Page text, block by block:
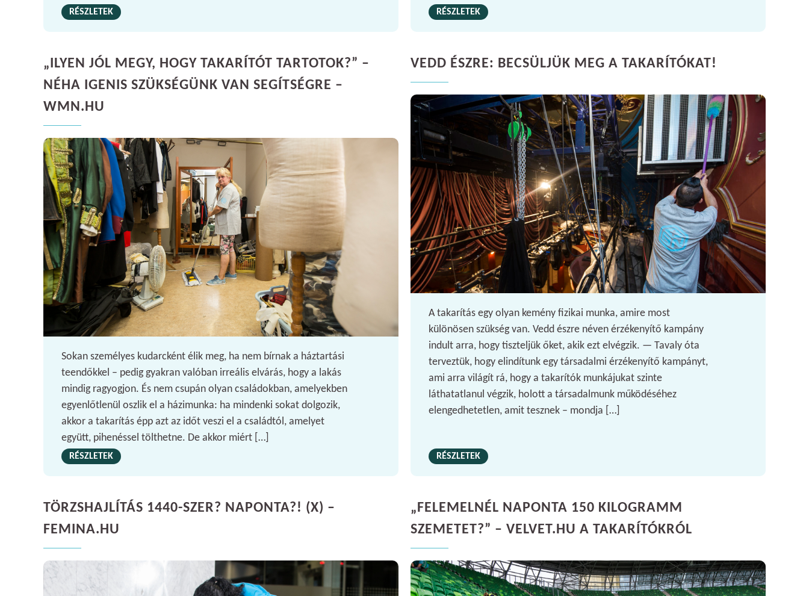
RÉSZLETEK RÉSZLETEK
„ILYEN JÓL MEGY, HOGY TAKARÍTÓT TARTOTOK?” –
NÉHA IGENIS SZÜKSÉGÜNK VAN SEGÍTSÉGRE –
WMN.HU
Sokan személyes kudarcként élik meg, ha nem bírnak a háztartási
teendőkkel – pedig gyakran valóban irreális elvárás, hogy a lakás
mindig ragyogjon. És nem csupán olyan családokban, amelyekben
egyenlőtlenül oszlik el a házimunka: ha mindenki sokat dolgozik,
akkor a takarítás épp azt az időt veszi el a családtól, amelyet
együtt, pihenéssel tölthetne. De akkor miért […]
RÉSZLETEK
VEDD ÉSZRE: BECSÜLJÜK MEG A TAKARÍTÓKAT!
A takarítás egy olyan kemény fizikai munka, amire most
különösen szükség van. Vedd észre néven érzékenyítő kampány
indult arra, hogy tiszteljük őket, akik ezt elvégzik. — Tavaly óta
terveztük, hogy elindítunk egy társadalmi érzékenyítő kampányt,
ami arra világít rá, hogy a takarítók munkájukat szinte
láthatatlanul végzik, holott a társadalmunk működéséhez
elengedhetetlen, amit tesznek – mondja […]
RÉSZLETEK
TÖRZSHAJLÍTÁS 1440-SZER? NAPONTA?! (X) –
FEMINA.HU
„FELEMELNÉL NAPONTA 150 KILOGRAMM
SZEMETET?” – VELVET.HU A TAKARÍTÓKRÓL